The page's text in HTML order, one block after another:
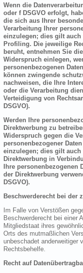
Wenn die
oder f DSGVO erfolgt,
die sich aus Ihrer
Verarbeitung Ihrer
einzulegen; dies gilt
Profiling. Die jeweilige
beruht, entnehmen Sie
Widerspruch einlegen,
personenbezogenen
können zwingende
nachweisen, die Ihre
oder die Verarbeitung
Verteidigung von
DSGVO).
Werden Ihre
Direktwerbung zu
Widerspruch gegen die
personenbezogener
einzulegen; dies gilt
Direktwerbung in
Ihre
der Direktwerbung
DSGVO).
Beschwerderecht bei der
Im Falle von Verstößen
Beschwerderecht bei einer
Mitgliedstaat ihres
Orts des mutmaßlichen
unbeschadet anderweitiger
Rechtsbehelfe.
Recht auf